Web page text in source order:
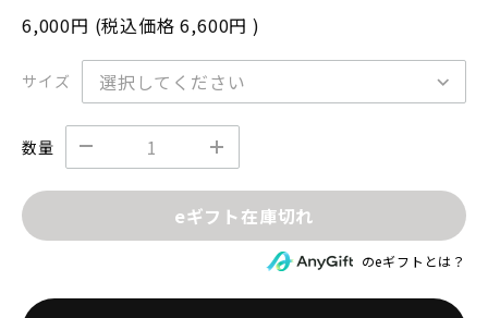
6,000円 (税込価格6,600円 )
サイズ
数量
eギフト在庫切れ
のeギフトとは？